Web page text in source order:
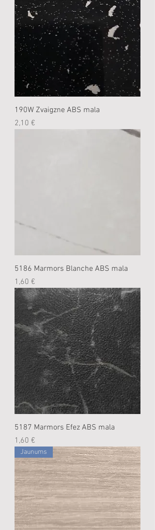
190W Zvaigzne ABS mala
Cena
2,10 €
5186 Marmors Blanche ABS mala
Cena
1,60 €
5187 Marmors Efez ABS mala
Cena
1,60 €
Jaunums